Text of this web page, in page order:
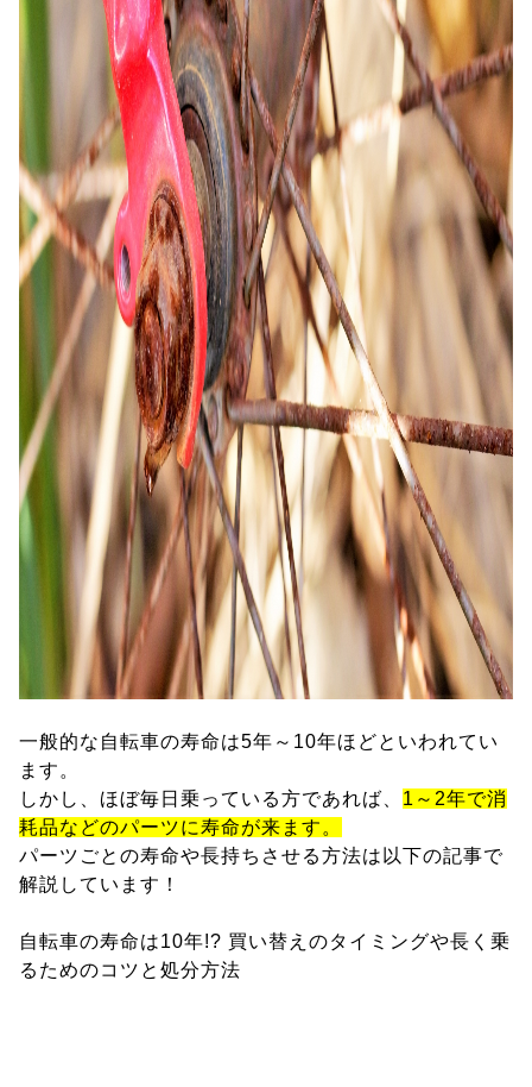
一般的な自転車の寿命は5年～10年ほどといわれてい
ます。
しかし、ほぼ毎日乗っている方であれば、 1～2年で消
耗品などのパーツに寿命が来ます。
パーツごとの寿命や長持ちさせる方法は以下の記事で
解説しています！
自転車の寿命は10年!? 買い替えのタイミングや長く乗
るためのコツと処分方法